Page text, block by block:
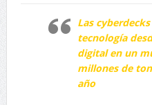
Las
tecnología
digital en un
millones de
año